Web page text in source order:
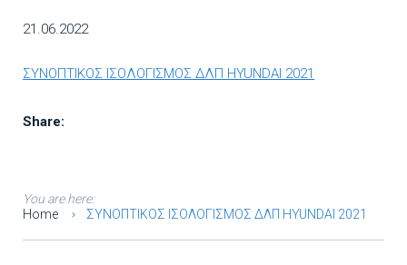
21.06.2022
ΣΥΝΟΠΤΙΚΟΣ ΙΣΟΛΟΓΙΣΜΟΣ ΔΛΠ HYUNDAI 2021
Share:
You are here:
Home
ΣΥΝΟΠΤΙΚΟΣ ΙΣΟΛΟΓΙΣΜΟΣ ΔΛΠ HYUNDAI 2021